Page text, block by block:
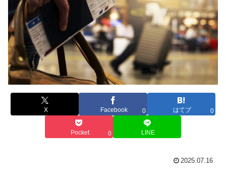
X Facebook 0 はてブ 0
Pocket 0 LINE
2025.07.16